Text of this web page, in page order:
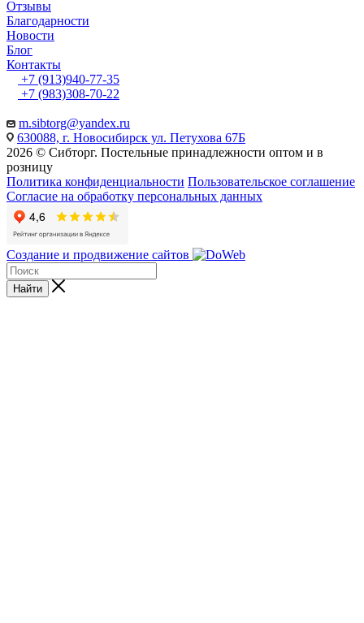
Отзывы
Благодарности
Новости
Блог
Контакты
+7 (913)940-77-35
+7 (983)308-70-22
m.sibtorg@yandex.ru
630088, г. Новосибирск ул. Петухова 67Б
2026 © Сибторг. Постельные принадлежности оптом и в
розницу
Политика конфиденциальности Пользовательское соглашение
Согласие на обработку персональных данных
Создание и продвижение сайтов
Найти